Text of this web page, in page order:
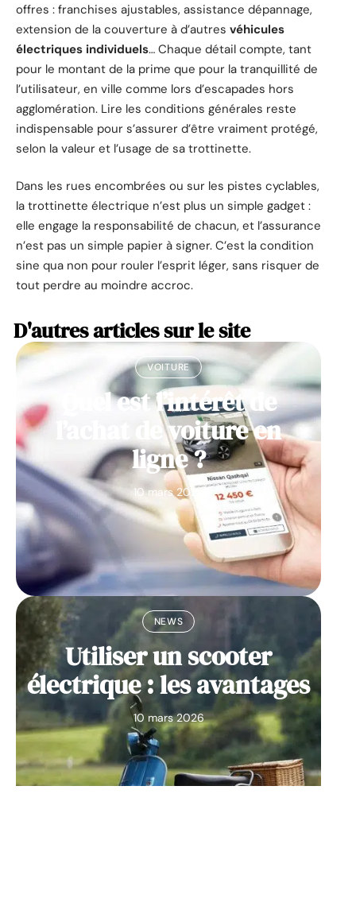
offres : franchises ajustables, assistance dépannage,
extension de la couverture à d’autres véhicules
électriques individuels… Chaque détail compte, tant
pour le montant de la prime que pour la tranquillité de
l’utilisateur, en ville comme lors d’escapades hors
agglomération. Lire les conditions générales reste
indispensable pour s’assurer d’être vraiment protégé,
selon la valeur et l’usage de sa trottinette.
Dans les rues encombrées ou sur les pistes cyclables,
la trottinette électrique n’est plus un simple gadget :
elle engage la responsabilité de chacun, et l’assurance
n’est pas un simple papier à signer. C’est la condition
sine qua non pour rouler l’esprit léger, sans risquer de
tout perdre au moindre accroc.
D'autres articles sur le site
VOITURE
Quel est l’intérêt de
l’achat de voiture en
ligne ?
10 mars 2026
NEWS
Utiliser un scooter
électrique : les avantages
10 mars 2026